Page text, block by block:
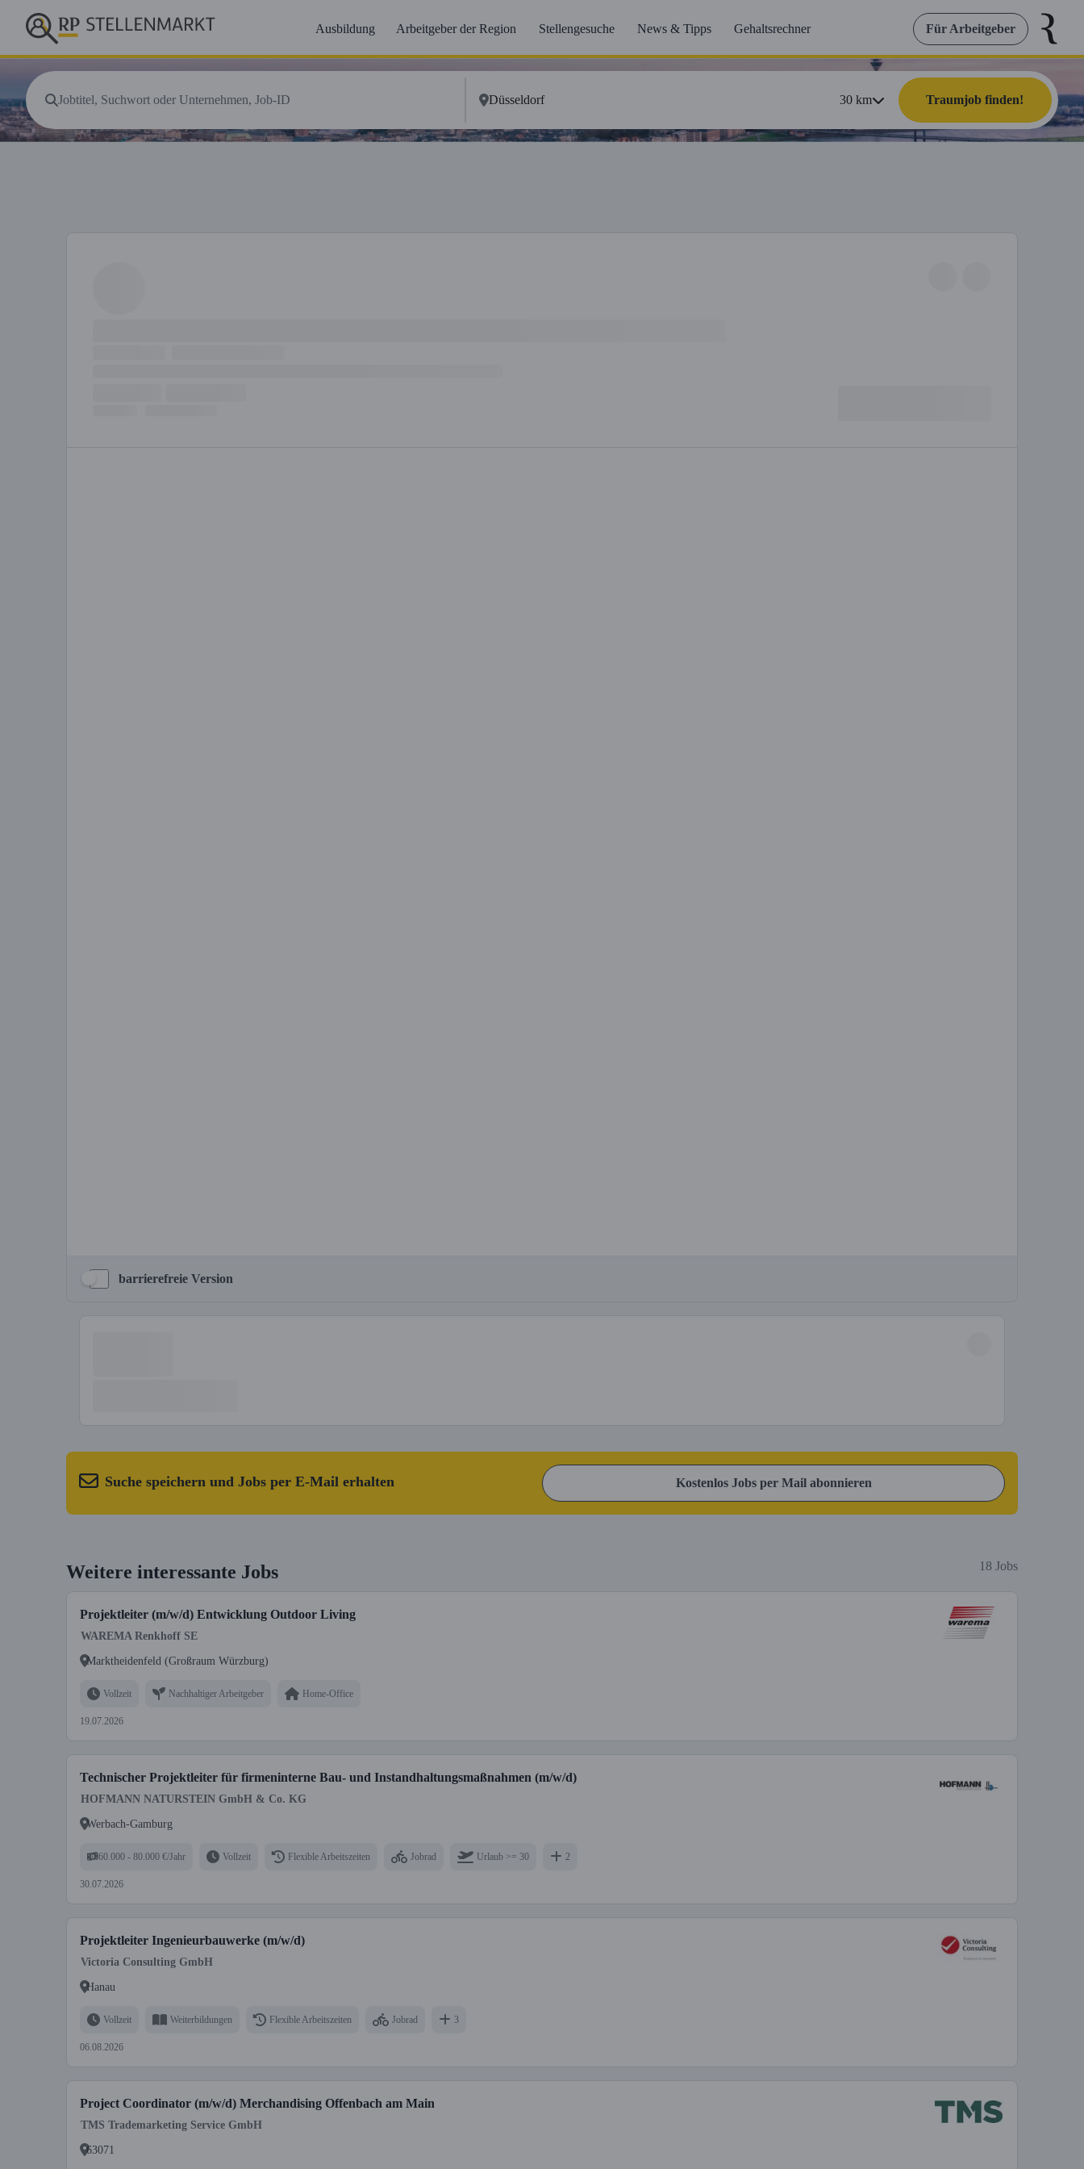
Ausbildung Arbeitgeber der Region Stellengesuche News & Tipps Gehaltsrechner Für Arbeitgeber
30km Traumjob finden!
barrierefreie Version
Suche speichern und Jobs per E-Mail erhalten Kostenlos Jobs per Mail abonnieren
Weitere interessante Jobs 18 Jobs
Projektleiter (m/w/d) Entwicklung Outdoor Living
WAREMA Renkhoff SE
Marktheidenfeld (Großraum Würzburg)
Vollzeit Nachhaltiger Arbeitgeber Home-Office
19.07.2026
Technischer Projektleiter für firmeninterne Bau- und Instandhaltungsmaßnahmen (m/w/d)
HOFMANN NATURSTEIN GmbH & Co. KG
Werbach-Gamburg
60.000 - 80.000 €/Jahr Vollzeit Flexible Arbeitszeiten Jobrad Urlaub >= 30 2
30.07.2026
Projektleiter Ingenieurbauwerke (m/w/d)
Victoria Consulting GmbH
Hanau
Vollzeit Weiterbildungen Flexible Arbeitszeiten Jobrad 3
06.08.2026
Project Coordinator (m/w/d) Merchandising Offenbach am Main
TMS Trademarketing Service GmbH
63071